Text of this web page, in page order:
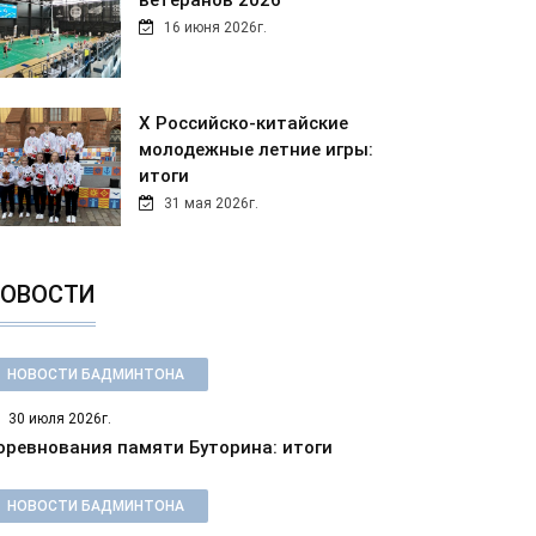
16 июня 2026г.
Х Российско-китайские
молодежные летние игры:
итоги
31 мая 2026г.
НОВОСТИ БАДМИНТОНА
30 июля 2026г.
памяти Буторина: итоги
НОВОСТИ БАДМИНТОНА